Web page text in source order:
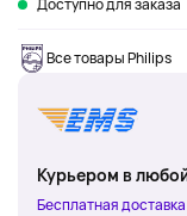
Доступно для заказа
Все товары Philips
Курьером в
Бесплатная